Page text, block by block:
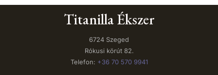
Titanilla Ékszer
6724 Szeged
Rókusi körút 82.
Telefon: +36 70 570 9941